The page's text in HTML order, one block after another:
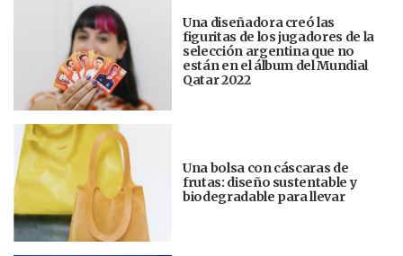
Una diseñadora creó las
figuritas de los jugadores de la
selección argentina que no
están en el álbum del Mundial
Qatar 2022
Una bolsa con cáscaras de
frutas: diseño sustentable y
biodegradable para llevar